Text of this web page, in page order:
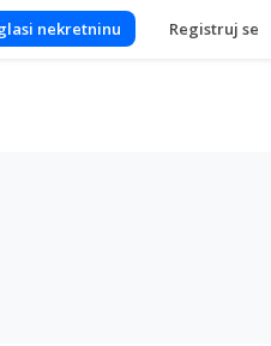
nekretninu Registruj se